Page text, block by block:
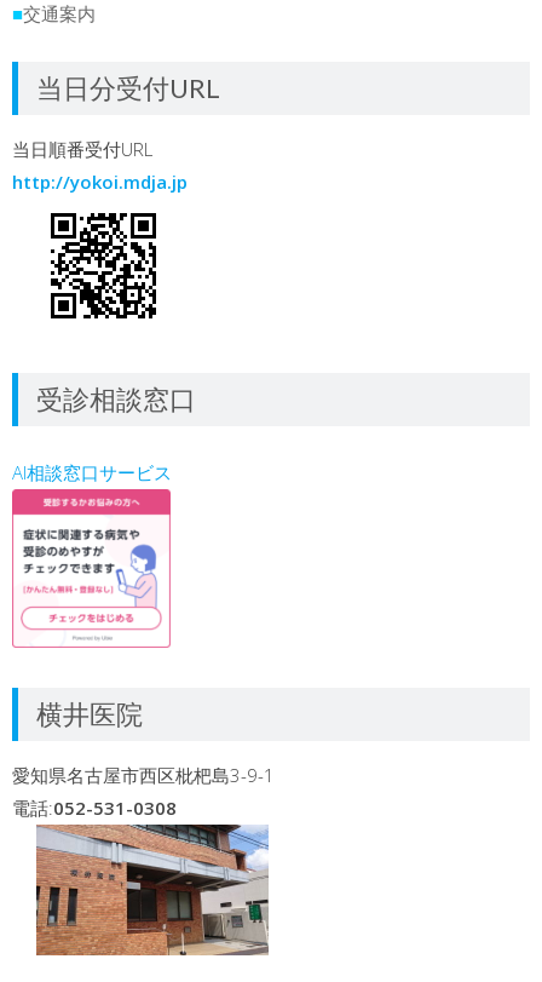
■交通案内
当日分受付URL
当日順番受付URL
http://yokoi.mdja.jp
受診相談窓口
AI相談窓口サービス
横井医院
愛知県名古屋市西区枇杷島3-9-1
電話:052-531-0308